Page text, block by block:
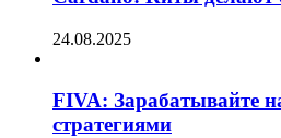
24.08.2025
FIVA: Зарабатывайте
стратегиями